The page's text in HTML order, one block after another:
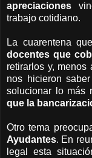
apreciaciones
trabajo cotidiano.
La cuarentena
docentes que
retirarlos y, menos
nos hicieron
solucionar lo más
que la
Otro tema
Ayudantes. En
legal esta